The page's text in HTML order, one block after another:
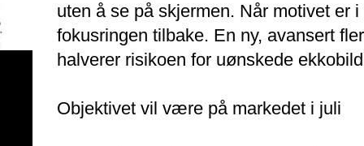
uten å se på skjermen. Når motivet er
fokusringen tilbake. En ny, avansert
halverer risikoen for uønskede
Objektivet vil være på markedet i juli